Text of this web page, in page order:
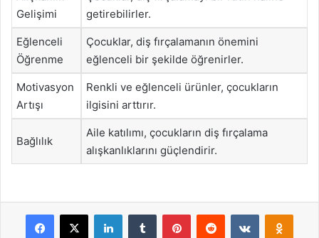
Gelişimi
getirebilirler.
Eğlenceli
Öğrenme
Çocuklar, diş fırçalamanın önemini
eğlenceli bir şekilde öğrenirler.
Motivasyon
Artışı
Renkli ve eğlenceli ürünler, çocukların
ilgisini arttırır.
Bağlılık
Aile katılımı, çocukların diş fırçalama
alışkanlıklarını güçlendirir.
Facebook
X LinkedInTumblr PinterestReddit VKontakte